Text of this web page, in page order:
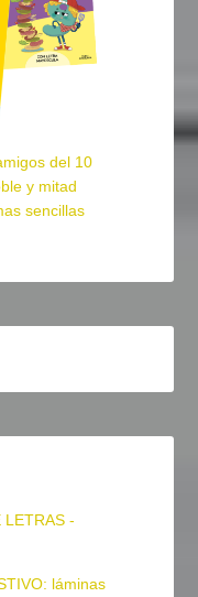
del 10
y mitad
sencillas
LETRAS -
láminas